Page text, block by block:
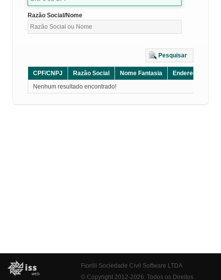
Razão Social/Nome
Pesquisar
CPF/CNPJ Razão Social Nome Fantasia Endereço
Nenhum resultado encontrado!
Fiorilli Sociedade Civil Software LTDA
© Copyright 2012-2026. Todos os Direitos